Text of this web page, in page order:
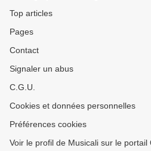
Top articles
Pages
Contact
Signaler un abus
C.G.U.
Cookies et données personnelles
Préférences cookies
Voir le profil de Musicali sur le portail